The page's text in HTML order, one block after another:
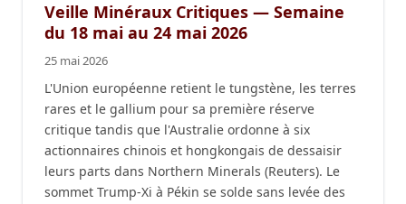
Veille Minéraux Critiques — Semaine
du 18 mai au 24 mai 2026
25 mai 2026
L'Union européenne retient le tungstène, les terres
rares et le gallium pour sa première réserve
critique tandis que l'Australie ordonne à six
actionnaires chinois et hongkongais de dessaisir
leurs parts dans Northern Minerals (Reuters). Le
sommet Trump-Xi à Pékin se solde sans levée des